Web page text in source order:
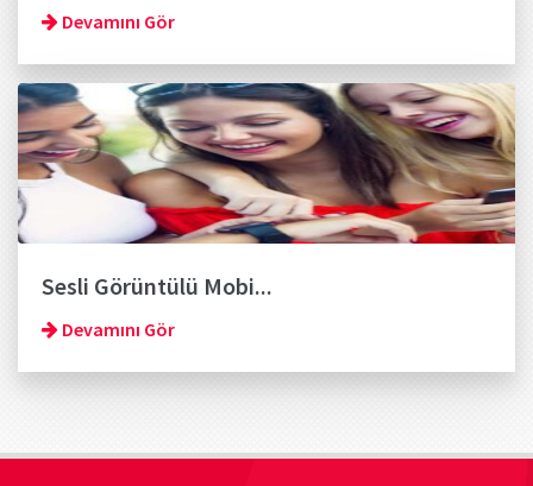
Devamını Gör
Sesli Görüntülü Mobi...
Devamını Gör